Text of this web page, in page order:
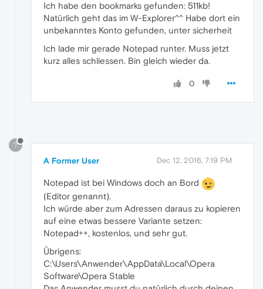
Ich habe den bookmarks gefunden: 511kb!
Natürlich geht das im W-Explorer^^ Habe dort ein
unbekanntes Konto gefunden, unter sicherheit
Ich lade mir gerade Notepad runter. Muss jetzt
kurz alles schliessen. Bin gleich wieder da.
0
?
A Former User Dec 12, 2016, 7:19 PM
Notepad ist bei Windows doch an Bord
(Editor genannt).
Ich würde aber zum Adressen daraus zu kopieren
auf eine etwas bessere Variante setzen:
Notepad++, kostenlos, und sehr gut.
Übrigens:
C:\Users\Anwender\AppData\Local\Opera
Software\Opera Stable